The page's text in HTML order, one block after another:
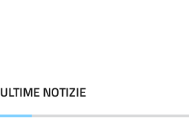
ULTIME NOTIZIE